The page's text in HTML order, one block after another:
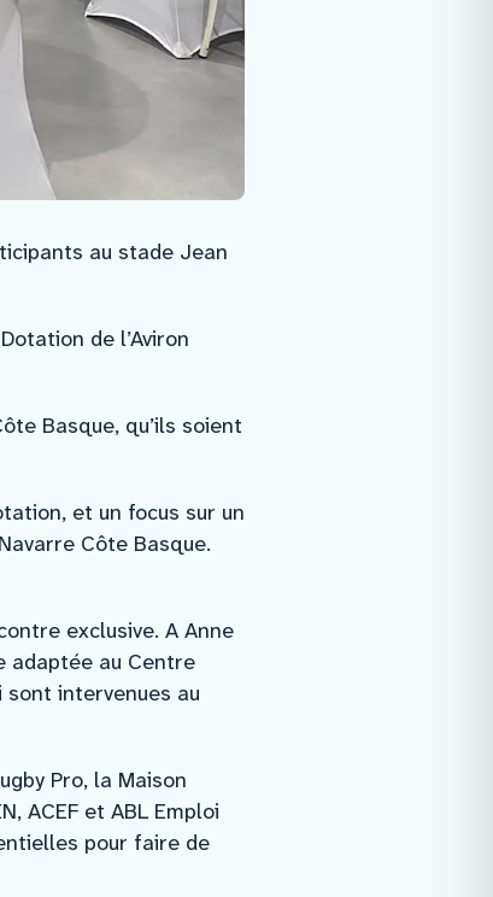
au stade Jean
de l’Aviron
Basque, qu’ils soient
et un focus sur un
Côte Basque.
exclusive. A Anne
adaptée au Centre
sont intervenues au
Pro, la Maison
ACEF et ABL Emploi
pour faire de